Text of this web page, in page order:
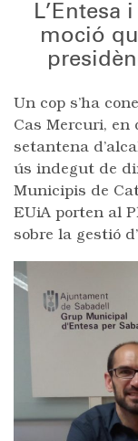
L’Entesa
moció
Un cop s’ha
Cas Mercuri, en
setantena
ús indegut de
Municipis de
EUiA porten al
sobre la gestió